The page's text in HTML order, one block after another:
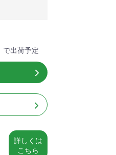
で出荷予定
詳しくは
こちら